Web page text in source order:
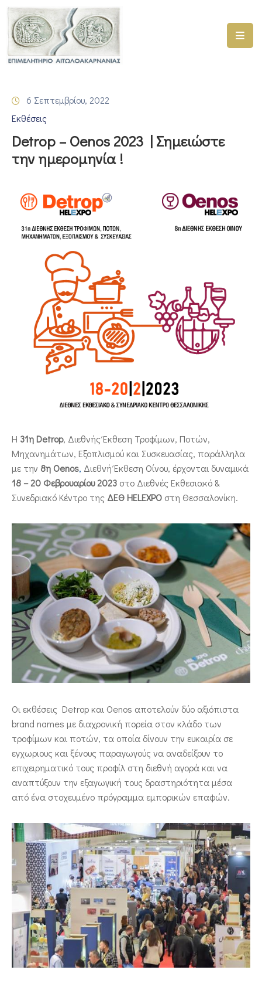
ΑΡΧΙΚΗ
ΓΕΜΗ
–
ΠΡΟΓΡΑΜΜΑΤΑ
ΣΥΜΜΕΤΟΧΗ
ΕΤΑΙΡΕΙΕΣ
ΕΠΙΚΑΙΡΟΤΗΤΑ
ΕΠΙΚΟΙΝΩΝΙΑ
6 Σεπτεμβρίου, 2022
Εκθέσεις
Detrop – Oenos 2023 | Σημειώστε
την ημερομηνία !
Η 31η Detrop, Διεθνής Έκθεση Τροφίμων, Ποτών,
Μηχανημάτων, Εξοπλισμού και Συσκευασίας, παράλληλα
με την 8η Oenos, Διεθνή Έκθεση Οίνου, έρχονται δυναμικά
18 – 20 Φεβρουαρίου 2023 στο Διεθνές Εκθεσιακό &
Συνεδριακό Κέντρο της ΔΕΘ HELEXPO στη Θεσσαλονίκη.
Οι εκθέσεις Detrop και Oenos αποτελούν δύο αξιόπιστα
brand names με διαχρονική πορεία στον κλάδο των
τροφίμων και ποτών, τα οποία δίνουν την ευκαιρία σε
εγχωριους και ξένους παραγωγούς να αναδείξουν το
επιχειρηματικό τους προφίλ στη διεθνή αγορά και να
αναπτύξουν την εξαγωγική τους δραστηριότητα μέσα
από ένα στοχευμένο πρόγραμμα εμπορικών επαφών.